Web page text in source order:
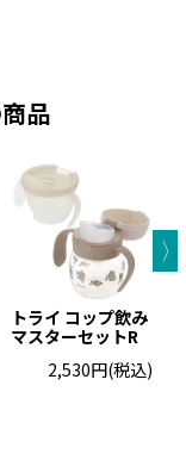
品
トライ コップ飲み
マスターセットR
2,530円(税込)